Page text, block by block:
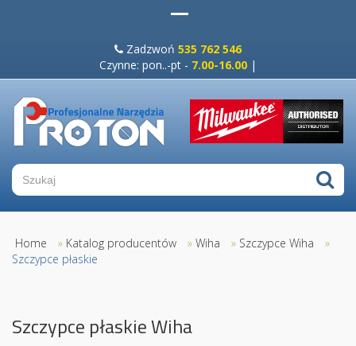
Zadzwoń 535 762 546
Czynne: pon..-pt - 7.00-16.00 |
Home » Katalog producentów » Wiha » Szczypce Wiha
»
Szczypce płaskie
Szczypce płaskie Wiha